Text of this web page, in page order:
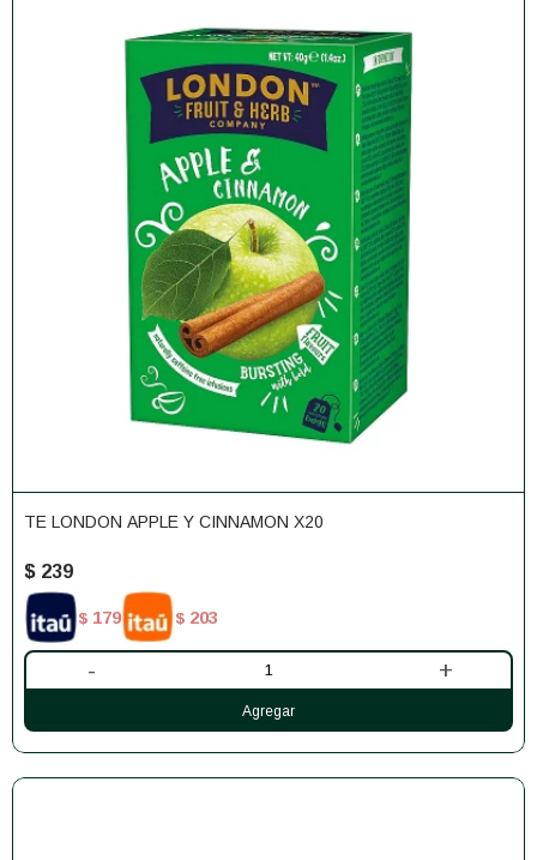
TE LONDON APPLE Y CINNAMON X20
$ 239
$ 179 $ 203
- +